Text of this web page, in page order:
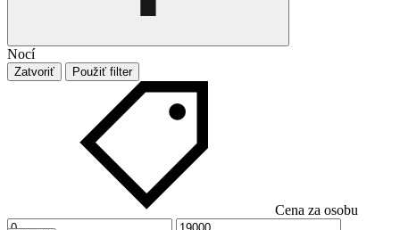
Nocí
Zatvoriť Použiť filter
Cena za osobu